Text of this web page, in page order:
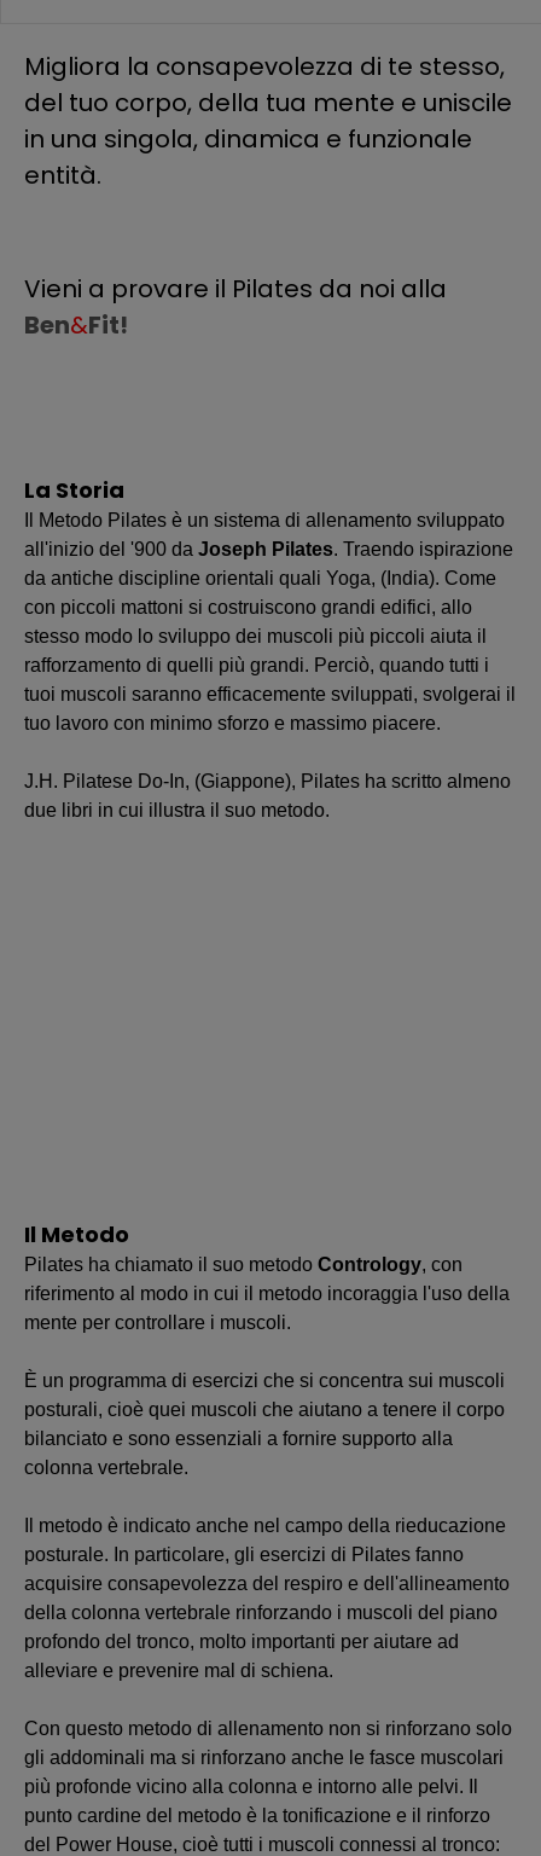
Migliora la consapevolezza di te stesso,
del tuo corpo, della tua mente e uniscile
in una singola, dinamica e funzionale
entità.
Vieni a provare il Pilates da noi alla
Ben&Fit!
La Storia
Il Metodo Pilates è un sistema di allenamento sviluppato
all'inizio del '900 da Joseph Pilates. Traendo ispirazione
da antiche discipline orientali quali Yoga, (India). Come
con piccoli mattoni si costruiscono grandi edifici, allo
stesso modo lo sviluppo dei muscoli più piccoli aiuta il
rafforzamento di quelli più grandi. Perciò, quando tutti i
tuoi muscoli saranno efficacemente sviluppati, svolgerai il
tuo lavoro con minimo sforzo e massimo piacere.
J.H. Pilatese Do-In, (Giappone), Pilates ha scritto almeno
due libri in cui illustra il suo metodo.
Il Metodo
Pilates ha chiamato il suo metodo Contrology, con
riferimento al modo in cui il metodo incoraggia l'uso della
mente per controllare i muscoli.
È un programma di esercizi che si concentra sui muscoli
posturali, cioè quei muscoli che aiutano a tenere il corpo
bilanciato e sono essenziali a fornire supporto alla
colonna vertebrale.
Il metodo è indicato anche nel campo della rieducazione
posturale. In particolare, gli esercizi di Pilates fanno
acquisire consapevolezza del respiro e dell'allineamento
della colonna vertebrale rinforzando i muscoli del piano
profondo del tronco, molto importanti per aiutare ad
alleviare e prevenire mal di schiena.
Con questo metodo di allenamento non si rinforzano solo
gli addominali ma si rinforzano anche le fasce muscolari
più profonde vicino alla colonna e intorno alle pelvi. Il
punto cardine del metodo è la tonificazione e il rinforzo
del Power House, cioè tutti i muscoli connessi al tronco: